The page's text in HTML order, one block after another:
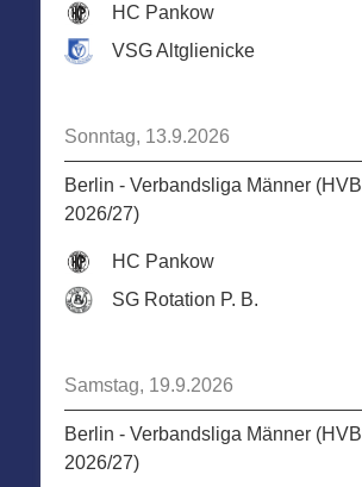
HC Pankow
VSG Altglienicke
Sonntag, 13.9.2026
Berlin - Verbandsliga Männer
2026/27)
HC Pankow
SG Rotation P. B.
Samstag, 19.9.2026
Berlin - Verbandsliga Männer
2026/27)